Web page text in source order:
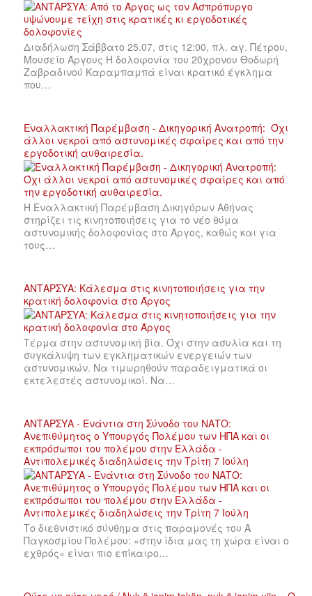
Διαδήλωση Σάββατο 25.07, στις 12:00, πλ. αγ. Πέτρου,
Μουσείο Άργους Η δολοφονία του 20χρονου Θοδωρή
Ζαβραδινού Καραμπαμπά είναι κρατικό έγκλημα
που…
Εναλλακτική Παρέμβαση - Δικηγορική Ανατροπή: Όχι
άλλοι νεκροί από αστυνομικές σφαίρες και από την
εργοδοτική αυθαιρεσία.
Η Εναλλακτική Παρέμβαση Δικηγόρων Αθήνας
στηρίζει τις κινητοποιήσεις για το νέο θύμα
αστυνομικής δολοφονίας στο Άργος, καθώς και για
τους…
ΑΝΤΑΡΣΥΑ: Κάλεσμα στις κινητοποιήσεις για την
κρατική δολοφονία στο Άργος
Τέρμα στην αστυνομική βία. Όχι στην ασυλία και τη
συγκάλυψη των εγκληματικών ενεργειών των
αστυνομικών. Να τιμωρηθούν παραδειγματικά οι
εκτελεστές αστυνομικοί. Να…
ΑΝΤΑΡΣΥΑ - Ενάντια στη Σύνοδο του ΝΑΤΟ:
Ανεπιθύμητος ο Υπουργός Πολέμου των ΗΠΑ και οι
εκπρόσωποι του πολέμου στην Ελλάδα -
Αντιπολεμικές διαδηλώσεις την Τρίτη 7 Ιούλη
Το διεθνιστικό σύνθημα στις παραμονές του Α
Παγκοσμίου Πολέμου: «στην ίδια μας τη χώρα είναι ο
εχθρός» είναι πιο επίκαιρο…